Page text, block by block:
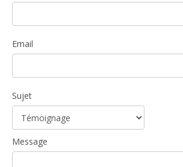
Email
Sujet
Message